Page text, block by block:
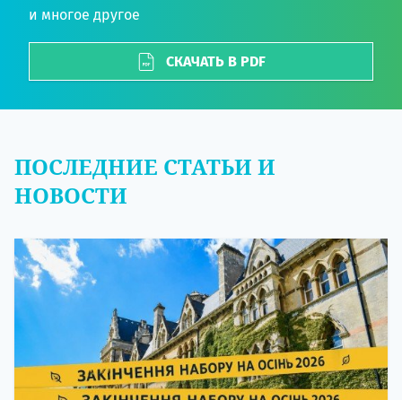
и многое другое
СКАЧАТЬ В PDF
ПОСЛЕДНИЕ СТАТЬИ И
НОВОСТИ